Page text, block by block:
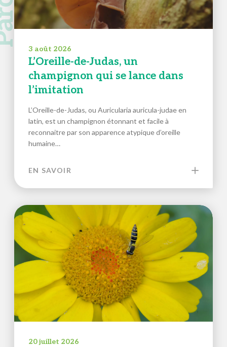
3 août 2026
L’Oreille-de-Judas, un
champignon qui se lance dans
l’imitation
L’Oreille-de-Judas, ou Auricularia auricula-judae en
latin, est un champignon étonnant et facile à
reconnaitre par son apparence atypique d’oreille
humaine…
EN SAVOIR
20 juillet 2026